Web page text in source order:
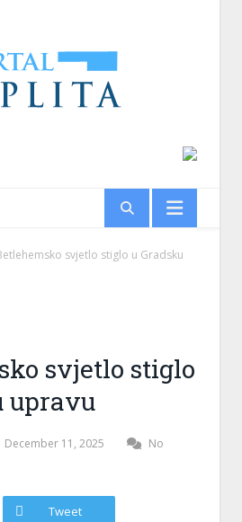
svjetlo stiglo u Gradsku
svjetlo stiglo
upravu
December 11, 2025
No
Tweet